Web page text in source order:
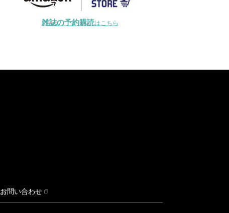
雑誌の予約購読はこちら
お問い合わせ